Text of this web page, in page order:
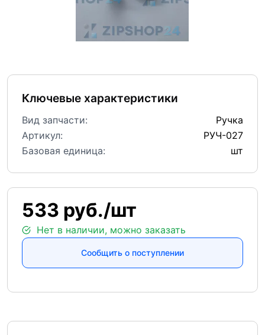
533 руб./шт
Нет в наличии, можно заказать
Сообщить о поступлении
Ключевые характеристики
Вид запчасти:
Ручка
Артикул:
РУЧ-027
Базовая единица:
шт